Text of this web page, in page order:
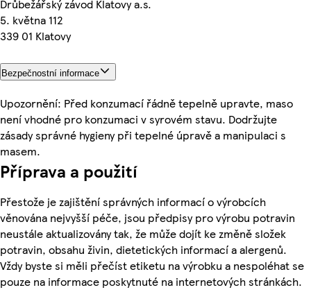
Drůbežářský závod Klatovy a.s.
5. května 112
339 01 Klatovy
Bezpečnostní informace
Upozornění: Před konzumací řádně tepelně upravte, maso
není vhodné pro konzumaci v syrovém stavu. Dodržujte
zásady správné hygieny při tepelné úpravě a manipulaci s
masem.
Příprava a použití
Přestože je zajištění správných informací o výrobcích
věnována nejvyšší péče, jsou předpisy pro výrobu potravin
neustále aktualizovány tak, že může dojít ke změně složek
potravin, obsahu živin, dietetických informací a alergenů.
Vždy byste si měli přečíst etiketu na výrobku a nespoléhat se
pouze na informace poskytnuté na internetových stránkách.